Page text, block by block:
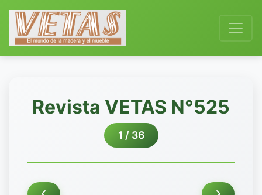
Revista VETAS N°525
1 / 36